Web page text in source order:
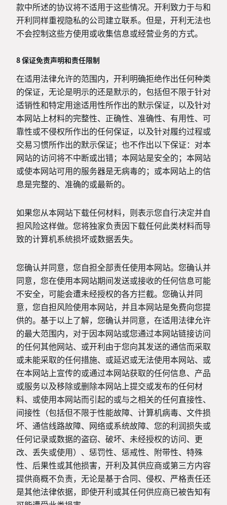
款中所述的协议将不适用于这些情况。开利致力于与和
开利同样重视隐私的公司建立联系。但是，开利无法也
不会控制这些方使用或收集信息或经营业务的方式。
8 保证免责声明和责任限制
在适用法律允许的范围内，开利明确拒绝作出任何种类
的保证，无论是明示的还是默示的，包括但不限于针对
适销性和特定用途适用性所作出的默示保证，以及针对
本网站上材料的完整性、正确性、准确性、有用性、可
靠性或不侵权所作出的任何保证，以及针对履约过程或
交易习惯所作出的默示保证；也不作出以下保证：对本
网站的访问将不中断或出错；本网站是安全的；本网站
或使本网站可用的服务器是无病毒的；或本网站上的信
息是完整的、准确的或最新的。
如果您从本网站下载任何材料，则表示您自行决定并自
担风险这样做。您将独家负责因下载任何此类材料而导
致的计算机系统损坏或数据丢失。
您确认并同意，您自担全部责任使用本网站。您确认并
同意，您在使用本网站期间发送或接收的任何信息可能
不安全，可能会遭未经授权的各方拦截。您确认并同
意，您自担风险使用本网站，并且本网站是免费向您提
供的。基于以上了解，您确认并同意，在适用法律允许
的最大范围内，对于因本网站或您通过本网站链接访问
的任何其他网站、或开利由于您向其发送的通信而采取
或未能采取的任何措施、或延迟或无法使用本网站、或
在本网站上宣传的或通过本网站获取的任何信息、产品
或服务以及移除或删除本网站上提交或发布的任何材
料、或使用本网站而引起的或与之相关的任何直接性、
间接性（包括但不限于性能故障、计算机病毒、文件损
坏、通信线路故障、网络或系统故障、您的利润损失或
任何记录或数据的盗窃、破坏、未经授权的访问、更
改、丢失或使用）、惩罚性、惩戒性、附带性、特殊
性、后果性或其他损害，开利及其供应商或第三方内容
提供商概不负责，无论是基于合同、侵权、严格责任还
是其他法律依据，即使开利或其任何供应商已被告知有